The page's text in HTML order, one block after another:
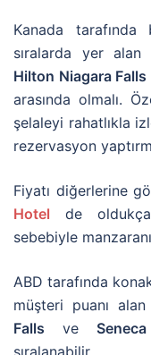
Kanada
sıralarda yer alan
Hilton Niagara Falls
arasında olmalı.
şelaleyi rahatlıkla
rezervasyon
Fiyatı diğerlerine
Hotel de
sebebiyle
ABD tarafında
müşteri puanı
Falls ve
sıralanabilir…